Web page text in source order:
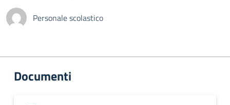
Personale scolastico
Documenti